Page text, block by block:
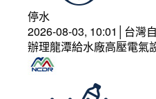
停水
2026-08-03, 10:01│台灣
辦理龍潭給水廠高壓電氣